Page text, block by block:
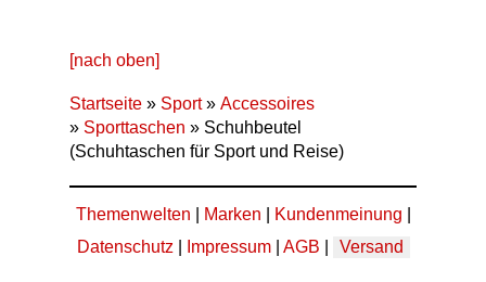
[nach oben]
Startseite » Sport» Accessoires
» Sporttaschen » Schuhbeutel
(Schuhtaschen für Sport und Reise)
Themenwelten Marken Kundenmeinung
Datenschutz
Impressum| AGB Versand